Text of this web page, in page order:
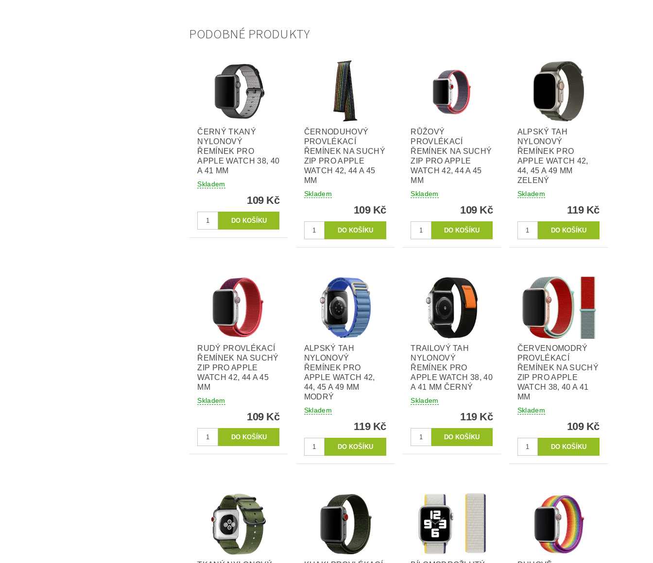
PODOBNÉ PRODUKTY
ČERNÝ TKANÝ
NYLONOVÝ
ŘEMÍNEK PRO
APPLE WATCH 38, 40
A 41 MM
Skladem
109 Kč
ČERNODUHOVÝ
PROVLÉKACÍ
ŘEMÍNEK NA SUCHÝ
ZIP PRO APPLE
WATCH 42, 44 A 45
MM
Skladem
109 Kč
RŮŽOVÝ
PROVLÉKACÍ
ŘEMÍNEK NA SUCHÝ
ZIP PRO APPLE
WATCH 42, 44 A 45
MM
Skladem
109 Kč
ALPSKÝ TAH
NYLONOVÝ
ŘEMÍNEK PRO
APPLE WATCH 42,
44, 45 A 49 MM
ZELENÝ
Skladem
119 Kč
RUDÝ PROVLÉKACÍ
ŘEMÍNEK NA SUCHÝ
ZIP PRO APPLE
WATCH 42, 44 A 45
MM
Skladem
109 Kč
ALPSKÝ TAH
NYLONOVÝ
ŘEMÍNEK PRO
APPLE WATCH 42,
44, 45 A 49 MM
MODRÝ
Skladem
119 Kč
TRAILOVÝ TAH
NYLONOVÝ
ŘEMÍNEK PRO
APPLE WATCH 38, 40
A 41 MM ČERNÝ
Skladem
119 Kč
ČERVENOMODRÝ
PROVLÉKACÍ
ŘEMÍNEK NA SUCHÝ
ZIP PRO APPLE
WATCH 38, 40 A 41
MM
Skladem
109 Kč